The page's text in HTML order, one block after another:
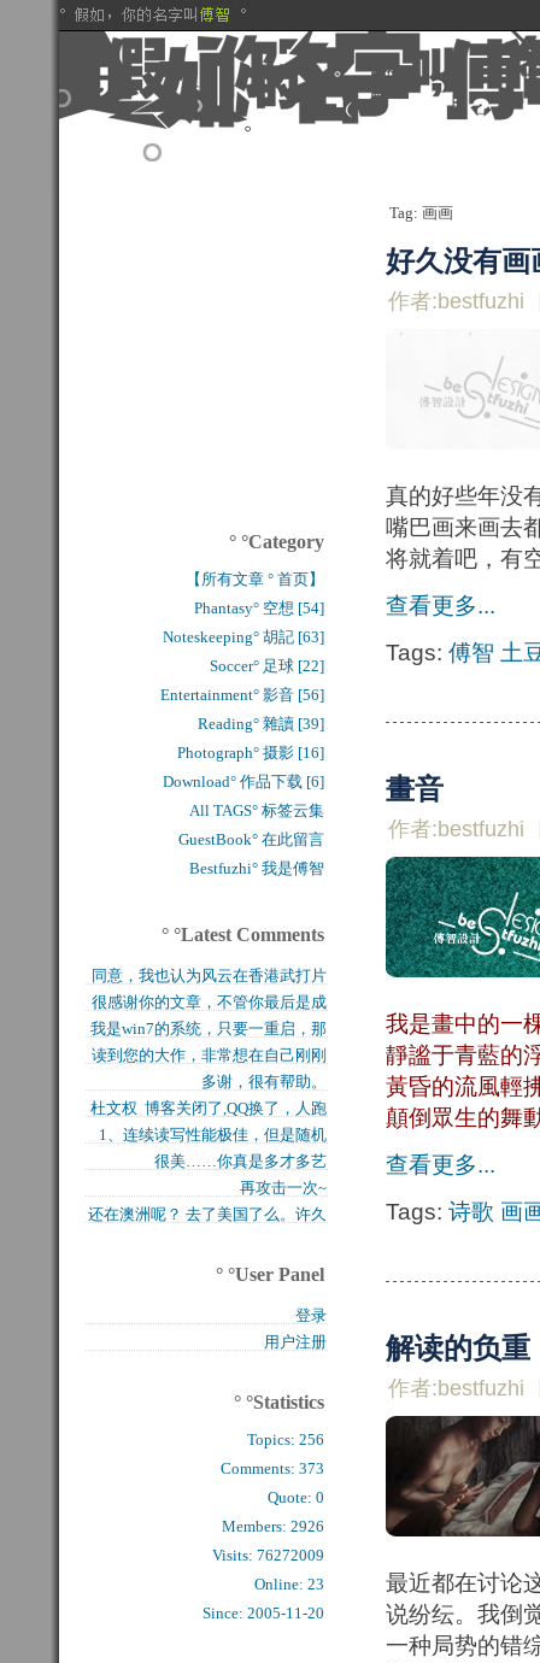
Tag: 画画
好久没有画
作者:bestfuzhi
真的好些年没
嘴巴画来画去
将就着吧，有
查看更多...
Tags: 傅智 土
畫音
作者:bestfuzhi
我是畫中的一
靜謐于青藍的
黃昏的流風輕
顛倒眾生的舞
查看更多...
Tags: 诗歌 画
解读的负重
作者:bestfuzhi
最近都在讨论
说纷纭。我倒
一种局势的错
° °Category
【所有文章 ° 首页】
Phantasy° 空想 [54]
Noteskeeping° 胡記 [63]
Soccer° 足球 [22]
Entertainment° 影音 [56]
Reading° 雜讀 [39]
Photograph° 摄影 [16]
Download° 作品下载 [6]
All TAGS° 标签云集
GuestBook° 在此留言
Bestfuzhi° 我是傅智
° °Latest Comments
同意，我也认为风云在香港武打片
历史上是绝无仅有的，...
很感谢你的文章，不管你最后是成
功还是失败，能让后来...
我是win7的系统，只要一重启，那
块MFT盘就无法...
读到您的大作，非常想在自己刚刚
买的固态硬盘上试试，...
多谢，很有帮助。
杜文权 博客关闭了,QQ换了，人跑
了 新的QQ...
1、连续读写性能极佳，但是随机
写入性能极差（这对于...
很美……你真是多才多艺
再攻击一次~
还在澳洲呢？ 去了美国了么。许久
° °User Panel
登录
用户注册
° °Statistics
Topics:256
Comments: 373
Quote: 0
Members: 2926
Visits: 76272009
Online: 23
Since: 2005-11-20